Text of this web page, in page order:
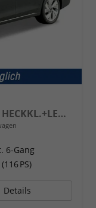
Limited (Life Plus) KAMERA+EL. HECKKL.+LED+17" ALU+ACC
6-Gang
PS)
Details